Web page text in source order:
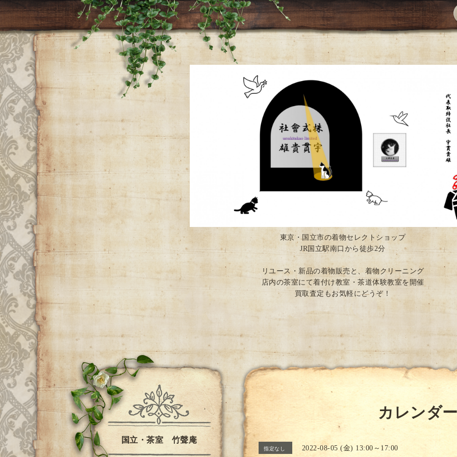
東京・国立市の着物セレクトショップ
JR国立駅南口から徒歩2分
リユース・新品の着物販売と、着物クリーニング
店内の茶室にて着付け教室・茶道体験教室を開催
買取査定もお気軽にどうぞ！
カレンダ
指定なし 2022-08-05 (金) 13:00～17:00
国立・茶室 竹聲庵